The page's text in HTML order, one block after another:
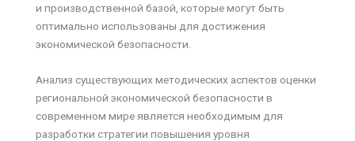
и производственной базой, которые могут быть
оптимально использованы для достижения
экономической безопасности.
Анализ существующих методических аспектов оценки
региональной экономической безопасности в
современном мире является необходимым для
разработки стратегии повышения уровня